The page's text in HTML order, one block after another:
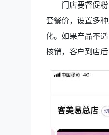
门店要督促
套餐价，设置多
化。如果产品不
核销，客户到店后